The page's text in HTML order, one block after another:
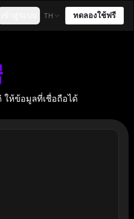
TH ทดลองใช้ฟรี
ให้ข้อมูลที่เชื่อถือได้